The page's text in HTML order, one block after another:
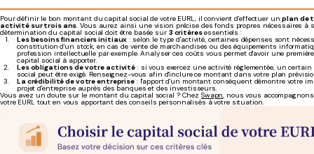
Pour définir le bon montant du capital social de votre EURL, il convient d'effectuer unplan de
activité sur trois ans. Vous aurez ainsi une vision précise des fonds propres nécessaires à
détermination du capital social doit être basée sur 3 critèresessentiels :
Les besoins financiers initiaux : selon le type d'activité, certaines dépenses sont
constitution d'un stock, en cas de vente de marchandises ou des équipements
profession intellectuelle par exemple. Analyser ces coûts vous permet d'avoir une
capital social à apporter.
Les obligations de votre activité : si vous exercez une activité réglementée, un
social peut être exigé. Renseignez-vous afin d'inclure ce montant dans votre plan
La crédibilité de votre entreprise: l'apport d'un montant conséquent démontre votre
projet d'entreprise auprès des banques et des investisseurs.
Vous avez un doute sur le montant du capital social ? Chez Swapn, nous vous
votre EURL tout en vous apportant des conseils personnalisés à votre situation.